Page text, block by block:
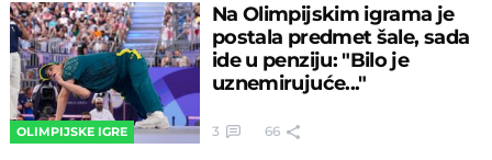
OLIMPIJSKE IGRE
Na Olimpijskim igrama je
postala predmet šale, sada
ide u penziju: "Bilo je
uznemirujuće..."
3 66